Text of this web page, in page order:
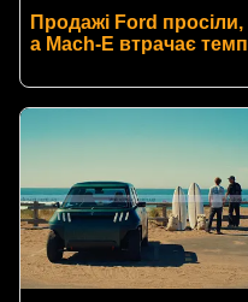
Продажі Ford просіли,
а Mach-E втрачає темп